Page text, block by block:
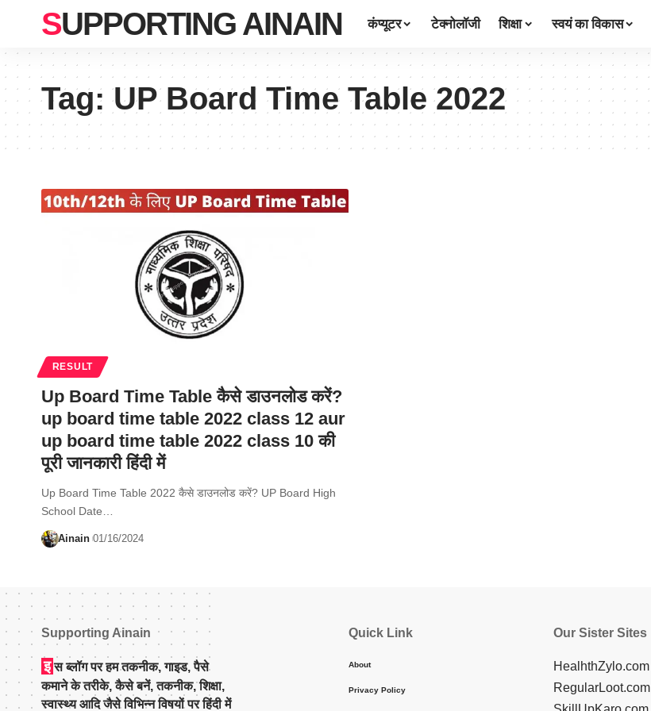
SUPPORTING AINAIN कंप्यूटर टेक्नोलॉजी शिक्षा स्वयं का विकास
Tag:UP Board Time Table 2022
RESULT
Up Board Time Table कैसे डाउनलोड करें?
up board time table 2022 class 12 aur
up board time table 2022 class 10 की
पूरी जानकारी हिंदी में
Up Board Time Table 2022 कैसे डाउनलोड करें? UP Board High
School Date…
Ainain 01/16/2024
Supporting Ainain
इ स ब्लॉग पर हम तकनीक, गाइड, पैसे
कमाने के तरीके, कैसे बनें, तकनीक, शिक्षा,
स्वास्थ्य आदि जैसे विभिन्न विषयों पर हिंदी में
Quick Link
About
Privacy Policy
Our Sister Sites
HealhthZylo.com
RegularLoot.com